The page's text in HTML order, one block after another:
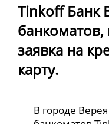
Tinkoff Банк
банкоматов,
заявка на
карту.
В городе